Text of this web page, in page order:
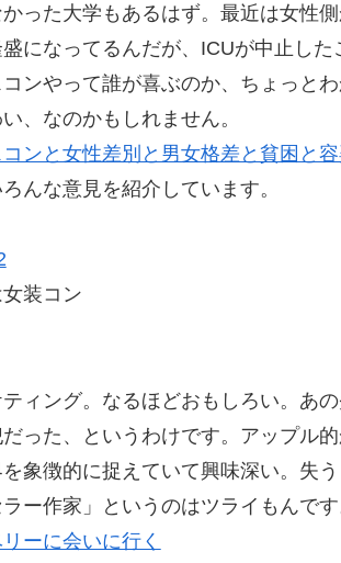
かった大学もあるはず。最近は女性
になってるんだが、ICUが中止した
ンやって誰が喜ぶのか、ちょっと
、なのかもしれません。
コンと女性差別と男女格差と貧困と
んな意見を紹介しています。
装コン
ィング。なるほどおもしろい。あ
った、というわけです。アップル
象徴的に捉えていて興味深い。失
ラー作家」というのはツライもんです
ーに会いに行く